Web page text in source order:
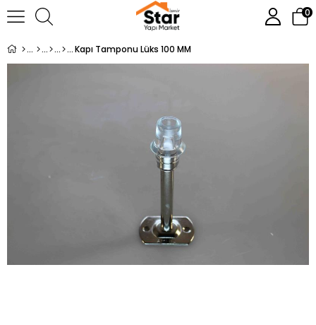
0
Kapı Tamponu Lüks 100 MM